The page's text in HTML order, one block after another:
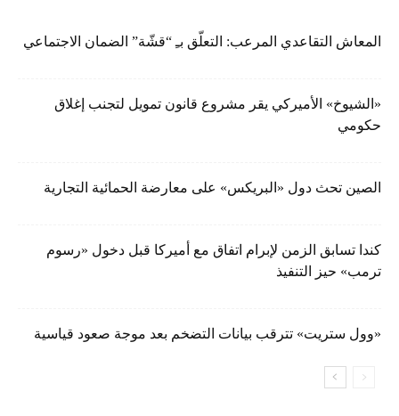
المعاش التقاعدي المرعب: التعلّق بـِ “قشّة” الضمان الاجتماعي
«الشيوخ» الأميركي يقر مشروع قانون تمويل لتجنب إغلاق
حكومي
الصين تحث دول «البريكس» على معارضة الحمائية التجارية
كندا تسابق الزمن لإبرام اتفاق مع أميركا قبل دخول «رسوم
ترمب» حيز التنفيذ
«وول ستريت» تترقب بيانات التضخم بعد موجة صعود قياسية